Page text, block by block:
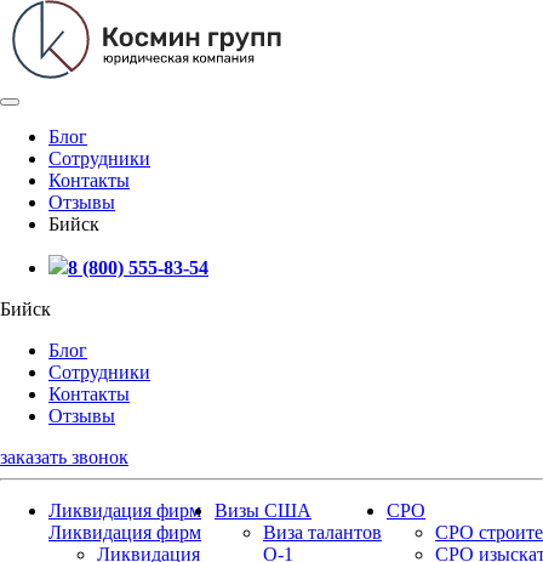
Блог
Сотрудники
Контакты
Отзывы
Бийск
8 (800) 555-83-54
Бийск
Блог
Сотрудники
Контакты
Отзывы
заказать звонок
Ликвидация фирм
Ликвидация фирм
Ликвидация
Визы США
Виза талантов
О-1
СРО
СРО
СРО